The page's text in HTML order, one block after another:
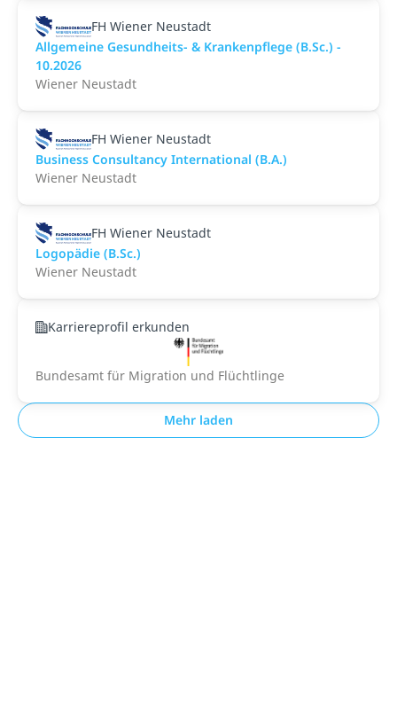
FH Wiener Neustadt
Allgemeine Gesundheits- & Krankenpflege (B.Sc.) -
10.2026
Wiener Neustadt
FH Wiener Neustadt
Business Consultancy International (B.A.)
Wiener Neustadt
FH Wiener Neustadt
Logopädie (B.Sc.)
Wiener Neustadt
Karriereprofil erkunden
Bundesamt für Migration und Flüchtlinge
Mehr laden